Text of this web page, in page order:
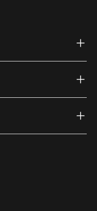
link)
(external link)
(external